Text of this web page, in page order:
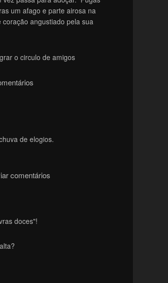
um afago e parte airosa na
angustiado pela sua
o circulo de amigos
de elogios.
comentários
doces"!